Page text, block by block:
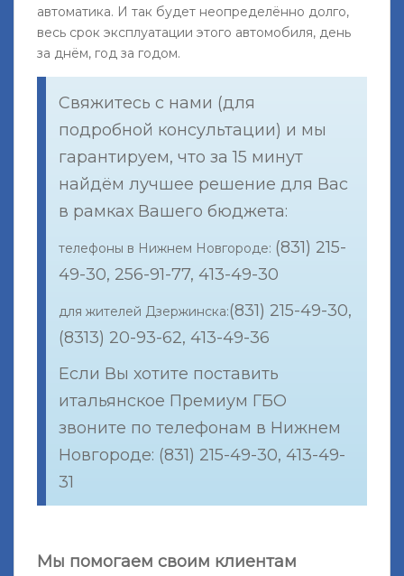
автоматика. И так будет неопределённо долго,
весь срок эксплуатации этого автомобиля, день
за днём, год за годом.
Свяжитесь с нами (для
подробной консультации) и мы
гарантируем, что за 15 минут
найдём лучшее решение для Вас
в рамках Вашего бюджета:
телефоны в Нижнем Новгороде: (831) 215-
49-30, 256-91-77, 413-49-30
для жителей Дзержинска:(831) 215-49-30,
(8313) 20-93-62, 413-49-36
Если Вы хотите поставить
итальянское Премиум ГБО
звоните по телефонам в Нижнем
Новгороде: (831) 215-49-30, 413-49-
31
Мы помогаем своим клиентам